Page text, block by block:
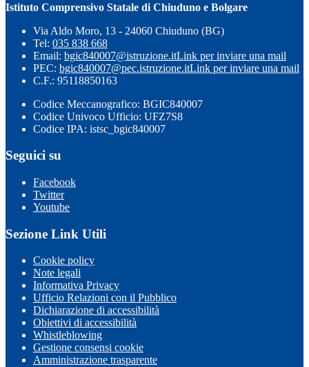
Istituto Comprensivo Statale di Chiuduno e Bolgare
Via Aldo Moro, 13 - 24060 Chiuduno (BG)
Tel: 035 838 668
Email: bgic840007@istruzione.itLink per inviare una mail
PEC: bgic840007@pec.istruzione.itLink per inviare una mail
C.F.: 95118850163
Codice Meccanografico: BGIC840007
Codice Univoco Ufficio: UFZ7S8
Codice IPA: istsc_bgic840007
Seguici su
Facebook
Twitter
Youtube
Sezione Link Utili
Cookie policy
Note legali
Informativa Privacy
Ufficio Relazioni con il Pubblico
Dichiarazione di accessibilità
Obiettivi di accessibilità
Whistleblowing
Gestione consensi cookie
Amministrazione trasparente